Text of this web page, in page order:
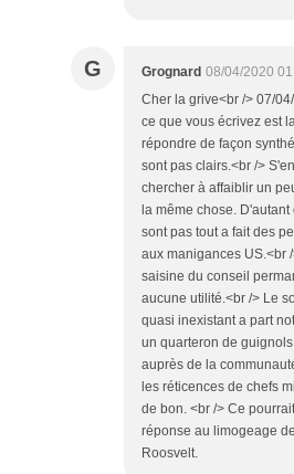
G Grognard 08/04/2020
Cher la grive<br /> 07/
ce que vous écrivez est
répondre de façon
sont pas clairs.<br />
chercher à affaiblir un
la même chose.
sont pas tout a fait des
aux manigances US.<br
saisine du conseil
aucune utilité.<br /> Le
quasi inexistant a part
un quarteron de
auprès de la
les réticences de chefs
de bon. <br /> Ce
réponse au limogeage
Roosvelt.